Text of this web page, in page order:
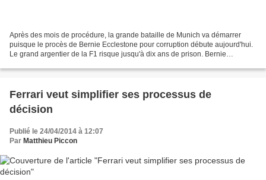
Après des mois de procédure, la grande bataille de Munich va démarrer
puisque le procès de Bernie Ecclestone pour corruption débute aujourd'hui.
Le grand argentier de la F1 risque jusqu'à dix ans de prison. Bernie
Ferrari veut simplifier ses processus de
décision
Publié le 24/04/2014 à 12:07
Par Matthieu Piccon